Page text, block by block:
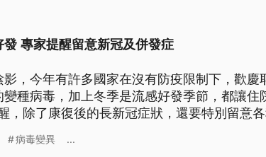
專家提醒留意新冠及併發症
，今年有許多國家在沒有防疫限制下，歡慶
種病毒，加上冬季是流感好發季節，都讓住
，除了康復後的長新冠症狀，還要特別留意
病毒變異 ...